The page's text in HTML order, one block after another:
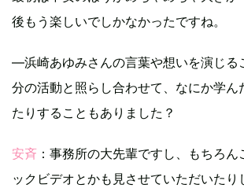
後もう楽しいでしかなかったですね。
―浜崎あゆみさんの言葉や想いを演じる
分の活動と照らし合わせて、なにか学ん
たりすることもありました？
安斉 ：事務所の大先輩ですし、もちろ
ックビデオとかも見させていただいたり